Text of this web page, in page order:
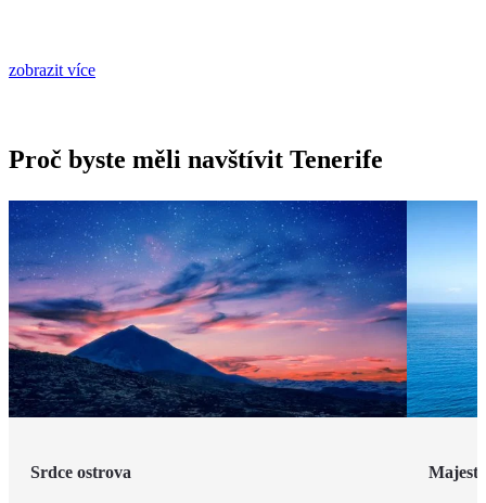
zobrazit více
Proč byste měli navštívit Tenerife
Srdce ostrova